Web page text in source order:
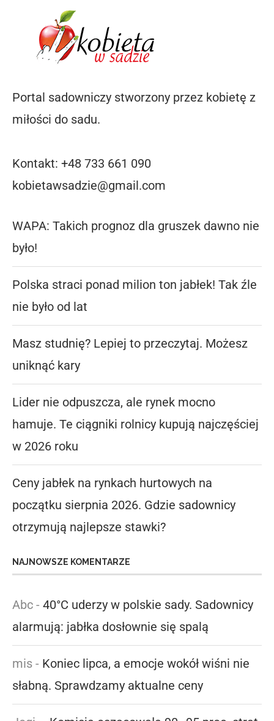
Portal sadowniczy stworzony przez kobietę z
miłości do sadu.
Kontakt: +48 733 661 090
kobietawsadzie@gmail.com
WAPA: Takich prognoz dla gruszek dawno nie
było!
Polska straci ponad milion ton jabłek! Tak źle
nie było od lat
Masz studnię? Lepiej to przeczytaj. Możesz
uniknąć kary
Lider nie odpuszcza, ale rynek mocno
hamuje. Te ciągniki rolnicy kupują najczęściej
w 2026 roku
Ceny jabłek na rynkach hurtowych na
początku sierpnia 2026. Gdzie sadownicy
otrzymują najlepsze stawki?
NAJNOWSZE KOMENTARZE
Abc - 40°C uderzy w polskie sady. Sadownicy
alarmują: jabłka dosłownie się spalą
mis - Koniec lipca, a emocje wokół wiśni nie
słabną. Sprawdzamy aktualne ceny